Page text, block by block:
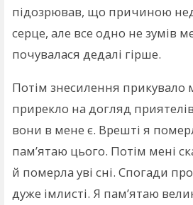
підозрював, що причиною
серце, але все одно не зумів
почувалася дедалі гірше.
Потім знесилення прикувало
прирекло на догляд
вони в мене є. Врешті я
пам’ятаю цього. Потім мені
й померла уві сні. Спогади
дуже імлисті. Я пам’ятаю